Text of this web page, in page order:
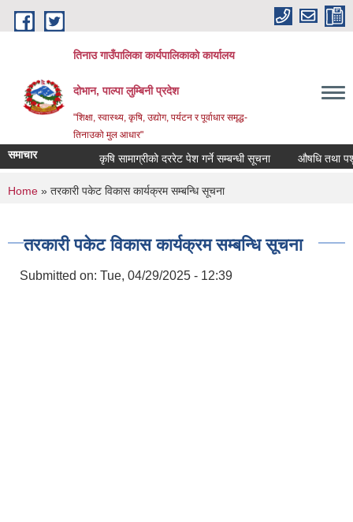
Skip to main content
तिनाउ गाउँपालिका कार्यपालिकाकाे कार्यालय
दोभान, पाल्पा लुम्बिनी प्रदेश
"शिक्षा, स्वास्थ्य, कृषि, उद्योग, पर्यटन र पूर्वाधार समृद्ध-
तिनाउको मुल आधार"
समाचार कृषि सामाग्रीको दररेट पेश गर्ने सम्बन्धी सूचना औषधि तथा
You are here
Home » तरकारी पकेट विकास कार्यक्रम सम्बन्धि सूचना
तरकारी पकेट विकास कार्यक्रम सम्बन्धि सूचना
Submitted on: Tue, 04/29/2025 - 12:39